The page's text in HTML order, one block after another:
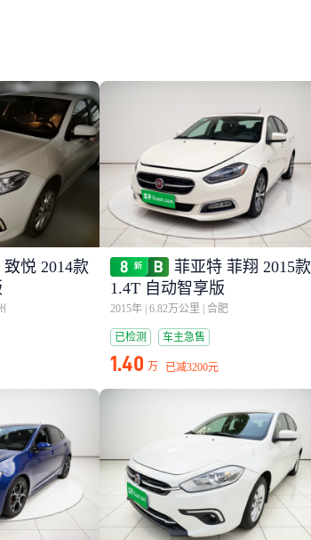
悦 2014款
菲亚特 菲翔 2015款
1.4T 自动智享版
2015年 6.82万公里 合肥
已检测 车主急售
1.40 万 已减3200元